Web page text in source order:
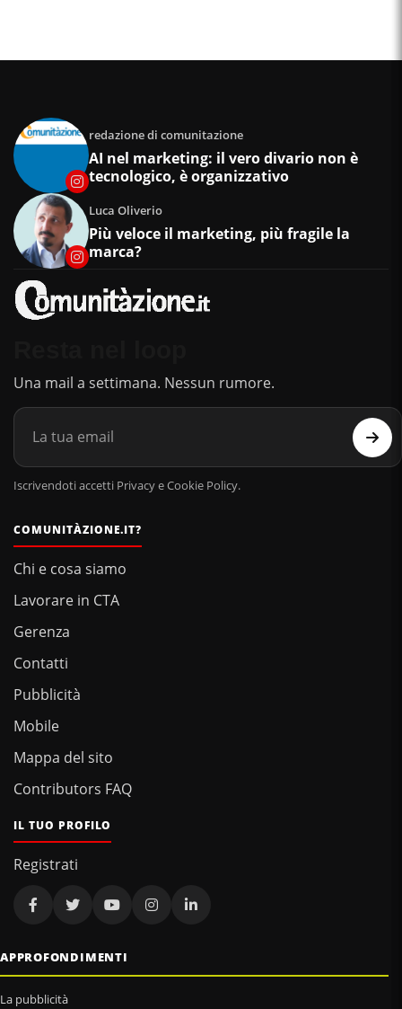
redazione di comunitazione
AI nel marketing: il vero divario non è
tecnologico, è organizzativo
Luca Oliverio
Più veloce il marketing, più fragile la
marca?
Una mail a settimana. Nessun rumore.
Iscrivendoti accetti Privacy e Cookie Policy.
COMUNITÀZIONE.IT?
Chi e cosa siamo
Lavorare in CTA
Gerenza
Contatti
Pubblicità
Mobile
Mappa del sito
Contributors FAQ
IL TUO PROFILO
Registrati
APPROFONDIMENTI
La pubblicità